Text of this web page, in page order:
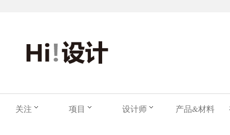
关注 项目 设计师 产品&材料